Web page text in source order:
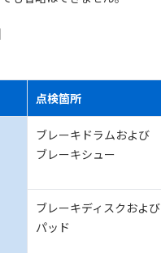
点検箇所
ブレーキドラムおよび
ブレーキシュー
ブレーキディスクおよび
パッド